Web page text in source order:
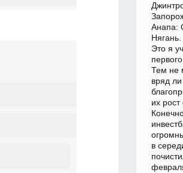
Анапа:
Нягань.
Это я
Тем не
вряд
их
в